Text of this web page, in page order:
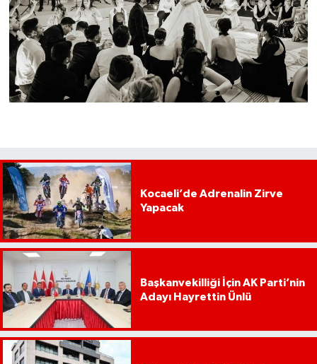
Kocaeli’de Adrenalin Zirve
Yapacak
Başkanvekilliği İçin AK Parti’nin
Adayı Hayrettin Ünlü